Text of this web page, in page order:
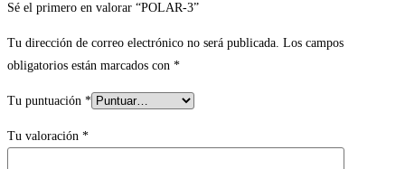
Sé el primero en valorar “POLAR-3”
Tu dirección de correo electrónico no será publicada. Los campos
obligatorios están marcados con *
Tu puntuación *
Tu valoración *